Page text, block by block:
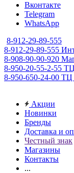
Вконтакте
Telegram
WhatsApp
8-912-29-89-555
8-912-29-89-555
8-908-90-90-920
8-950-20-55-2-55 ТЦ
8-950-650-24-00 ТЦ
Акции
Новинки
Бренды
Доставка и
Честный знак
Магазины
Контакты
...